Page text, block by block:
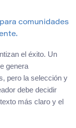
comunidades
el éxito. Un
genera
pero la selección y
debe decidir
más claro y el